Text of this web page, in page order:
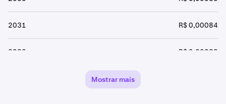
2031 R$ 0,00084
2032 R$ 0,00089
Mostrar mais